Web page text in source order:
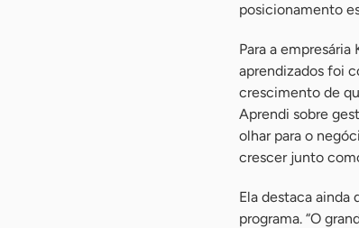
posicionamento
Para a
aprendizados foi
crescimento de
Aprendi sobre
olhar para o
crescer junto
Ela destaca
programa. “O